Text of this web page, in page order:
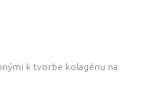
k tvorbe kolagénu na